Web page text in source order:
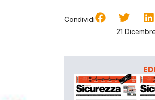
Condividi
21